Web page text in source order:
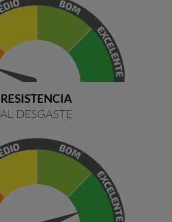
RESISTENCIA
AL DESGASTE